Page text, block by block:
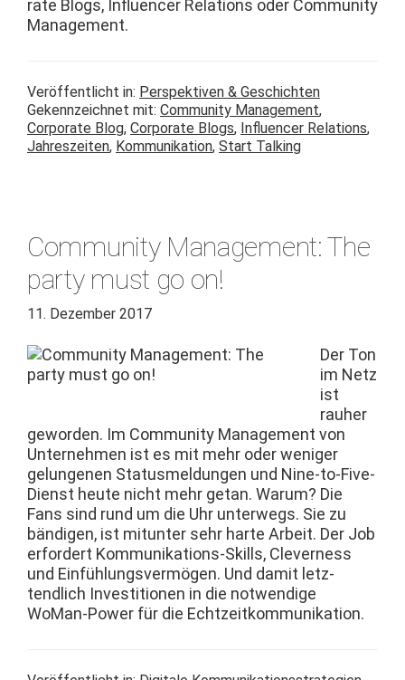
rate Blogs, Influ­encer Rela­tions oder Com­mu­ni­ty
Management.
Veröffentlicht in: Perspektiven & Geschichten
Gekennzeichnet mit: Community Management,
Corporate Blog, Corporate Blogs, Influencer Relations,
Jahreszeiten, Kommunikation, Start Talking
Community Management: The
party must go on!
11. Dezember 2017
Der Ton
im Netz
ist
rauher
gewor­den. Im Com­mu­ni­ty Man­age­ment von
Unternehmen ist es mit mehr oder weniger
gelun­genen Sta­tus­meldun­gen und Nine-to-Five-
Dienst heute nicht mehr getan. Warum? Die
Fans sind rund um die Uhr unter­wegs. Sie zu
bändi­gen, ist mitunter sehr harte Arbeit. Der Job
erfordert Kom­mu­nika­tions-Skills, Clev­er­ness
und Ein­füh­lungsver­mö­gen. Und damit let­z­
tendlich Investi­tio­nen in die notwendi­ge
WoMan-Pow­er für die Echtzeitkommunikation.